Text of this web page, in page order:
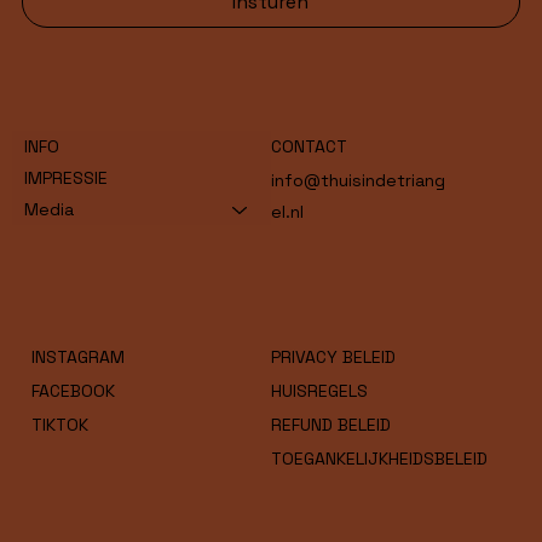
INFO
IMPRESSIE
Media
INSTAGRAM
FACEBOOK
TIKTOK
CONTACT
info@thuisindetriang
el.nl
PRIVACY BELEID
HUISREGELS
REFUND BELEID
TOEGANKELIJKHEIDSBELEID